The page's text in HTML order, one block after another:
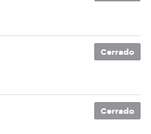
Cerrado
Cerrado